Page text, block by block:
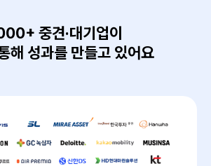
중견·대기업이
해 성과를 만들고 있어요